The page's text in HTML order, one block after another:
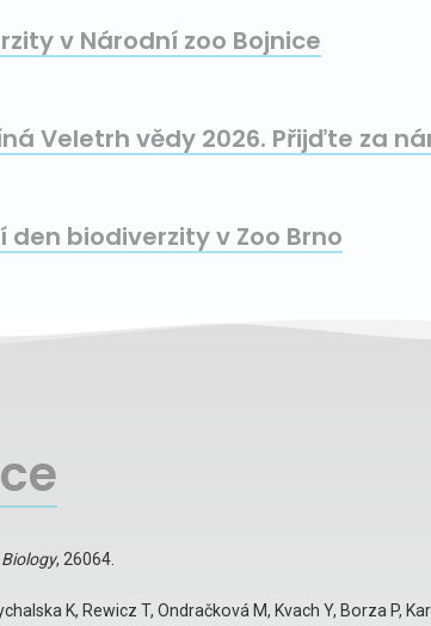
v Národní zoo Bojnice
Veletrh vědy 2026. Přijďte za
den biodiverzity v Zoo Brno
, 26064.
K, Rewicz T, Ondračková M, Kvach Y, Borza P,